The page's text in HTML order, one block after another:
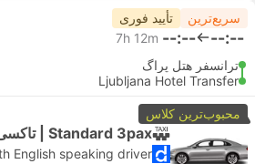
سریع‌ترین تأیید فوری
--:--
--:--
7h 12m
ترانسفر هتل پراگ
Ljubljana Hotel Transfer
محبوب‌ترین کلاس
Standard 3pax | تاکسی